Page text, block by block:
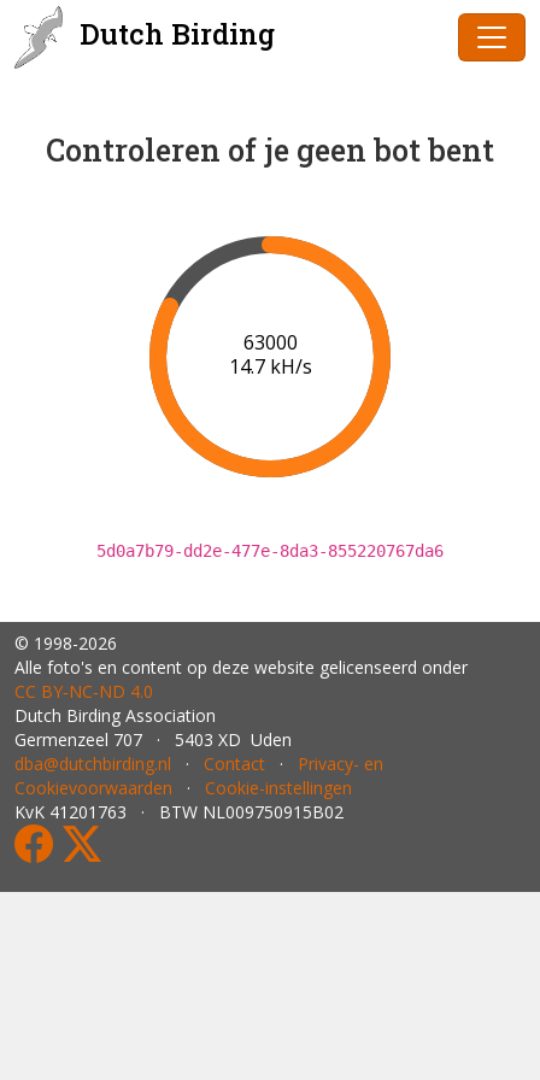
Dutch Birding
Controleren of je geen bot bent
64000
14.9 kH/s
5d0a7b79-dd2e-477e-8da3-855220767da6
© 1998-2026
Alle foto's en content op deze website gelicenseerd onder
CC BY‑NC‑ND 4.0
Dutch Birding Association
Germenzeel 707 · 5403 XD Uden
dba@dutchbirding.nl · Contact · Privacy- en
Cookievoorwaarden · Cookie-instellingen
KvK 41201763 · BTW NL009750915B02